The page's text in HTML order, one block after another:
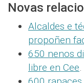
Novas
Alcaldes e
propoñen
650 nenos
libre en Cee.